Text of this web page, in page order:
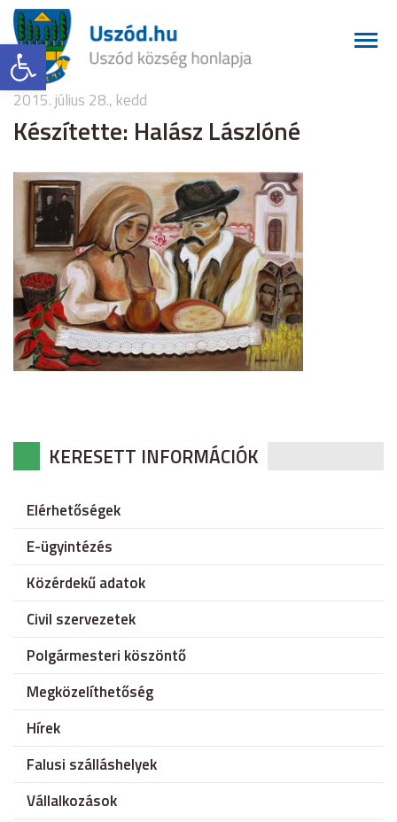
Eszköztár megnyitása
2015. július 28., kedd
Készítette: Halász Lászlóné
KERESETT INFORMÁCIÓK
Elérhetőségek
E-ügyintézés
Közérdekű adatok
Civil szervezetek
Polgármesteri köszöntő
Megközelíthetőség
Hírek
Falusi szálláshelyek
Vállalkozások